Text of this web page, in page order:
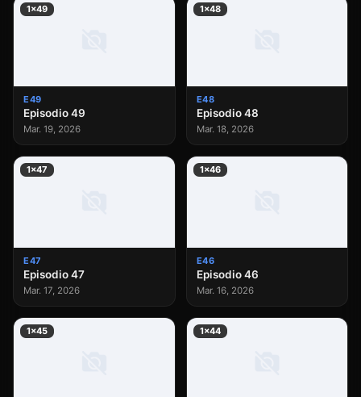
1×49
E49
Episodio 49
Mar. 19, 2026
1×48
E48
Episodio 48
Mar. 18, 2026
1×47
E47
Episodio 47
Mar. 17, 2026
1×46
E46
Episodio 46
Mar. 16, 2026
1×45 1×44